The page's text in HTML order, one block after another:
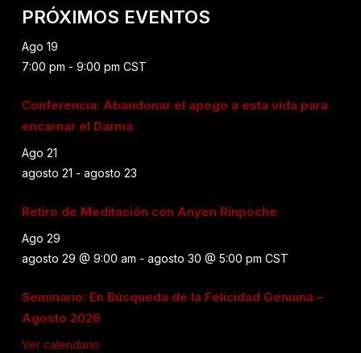
PRÓXIMOS EVENTOS
Ago 19
7:00 pm - 9:00 pm CST
Conferencia: Abandonar el apego a esta vida para
encarnar el Darma
Ago 21
agosto 21 - agosto 23
Retiro de Meditación con Anyen Rinpoche
Ago 29
agosto 29 @ 9:00 am - agosto 30 @ 5:00 pm CST
Seminario: En Búsqueda de la Felicidad Genuina –
Agosto 2026
Ver calendario